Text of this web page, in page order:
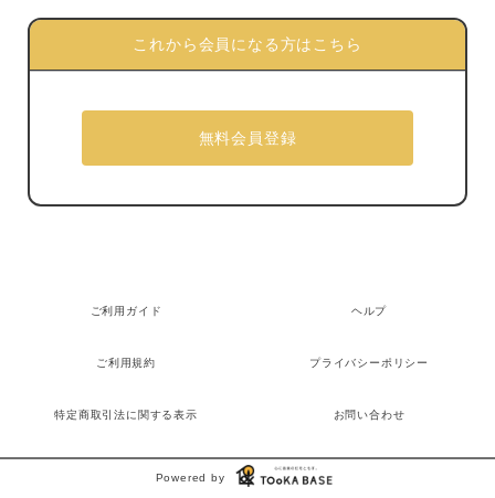
これから会員になる方はこちら
ご利用ガイド ヘルプ
ご利用規約 プライバシーポリシー
特定商取引法に関する表示 お問い合わせ
Powered by